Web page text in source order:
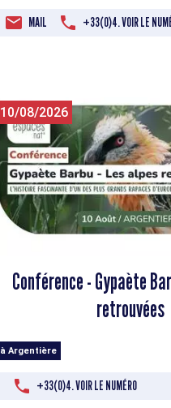
MAIL +33(0)4. VOIR LE
10/08/2026
Conférence - Gypaète
retrouvées
à Argentière
+33(0)4. VOIR LE NUMÉRO